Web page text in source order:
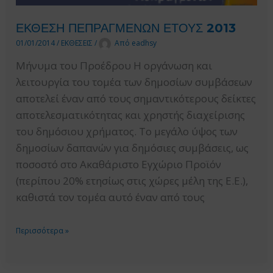
ΕΚΘΕΣΗ ΠΕΠΡΑΓΜΕΝΩΝ ΕΤΟΥΣ 2013
01/01/2014/ ΕΚΘΕΣΕΙΣ / Από eadhsy
Μήνυμα του Προέδρου Η οργάνωση και
λειτουργία του τομέα των δημοσίων συμβάσεων
αποτελεί έναν από τους σημαντικότερους δείκτες
αποτελεσματικότητας και χρηστής διαχείρισης
του δημόσιου χρήματος. Το μεγάλο ύψος των
δημοσίων δαπανών για δημόσιες συμβάσεις, ως
ποσοστό στο Ακαθάριστο Εγχώριο Προϊόν
(περίπου 20% ετησίως στις χώρες μέλη της Ε.Ε.),
καθιστά τον τομέα αυτό έναν από τους
ΕΚΘΕΣΗ
Περισσότερα »